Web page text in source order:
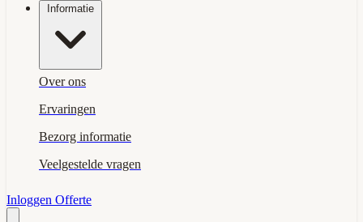
Informatie
Over ons
Ervaringen
Bezorg informatie
Veelgestelde vragen
Inloggen Offerte